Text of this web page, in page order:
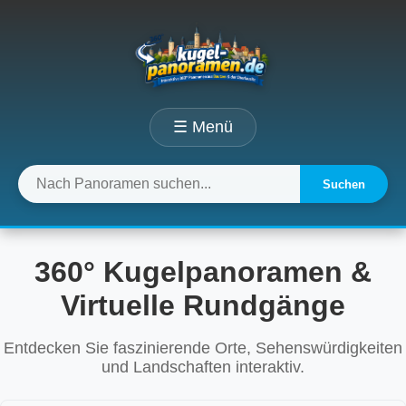
☰ Menü
Suchen
360° Kugelpanoramen &
Virtuelle Rundgänge
Entdecken Sie faszinierende Orte, Sehenswürdigkeiten
und Landschaften interaktiv.